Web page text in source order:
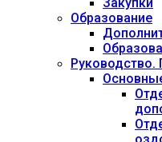
Образование
Руководство.